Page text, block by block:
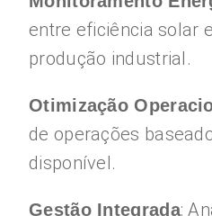
entre eficiência solar
produção industrial.
Otimização
de operações
disponível.
Gestão Integrada: